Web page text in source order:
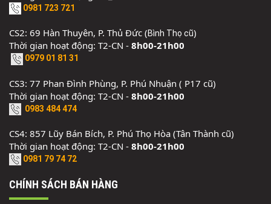
0981 723 721
CS2: 69 Hàn Thuyên, P. Thủ Đức (Bình Thọ cũ)
Thời gian hoạt động: T2-CN - 8h00-21h00
0979 01 81 31
CS3: 77 Phan Đình Phùng, P. Phú Nhuận ( P17 cũ)
Thời gian hoạt động: T2-CN - 8h00-21h00
0983 484 474
CS4: 857 Lũy Bán Bích, P. Phú Thọ Hòa (Tân Thành cũ)
Thời gian hoạt động: T2-CN - 8h00-21h00
0981 79 74 72
CHÍNH SÁCH BÁN HÀNG